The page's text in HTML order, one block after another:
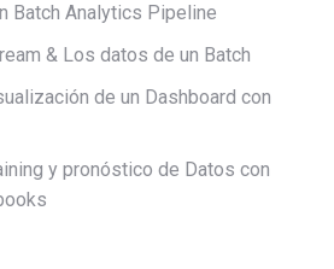
Batch Analytics Pipeline
& Los datos de un Batch
de un Dashboard con
y pronóstico de Datos con